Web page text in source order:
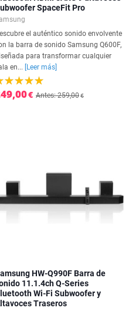
SpaceFit Pro
el auténtico sonido envolvente
la barra de sonido Samsung Q600F,
para transformar cualquier
en...
[Leer más]
€ Antes: 259,00€
HW-Q990F Barra de
11.1.4ch Q-Series
Wi-Fi Subwoofer y
Traseros